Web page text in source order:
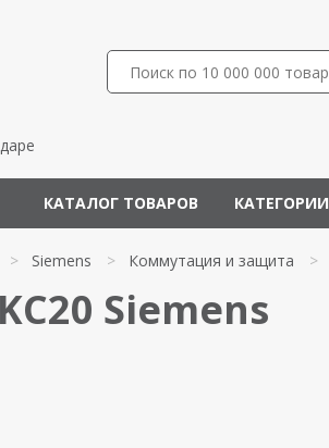
КАТАЛОГ ТОВАРОВ КАТЕГОРИИ
> Siemens > Коммутация и защита >
Siemens